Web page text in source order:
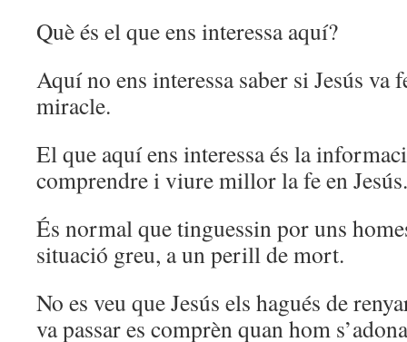
Què és el que ens interessa aquí?
Aquí no ens interessa saber si Jesús va
miracle.
El que aquí ens interessa és la
comprendre i viure millor la fe en Jesús.
És normal que tinguessin por uns
situació greu, a un perill de mort.
No es veu que Jesús els hagués de
va passar es comprèn quan hom